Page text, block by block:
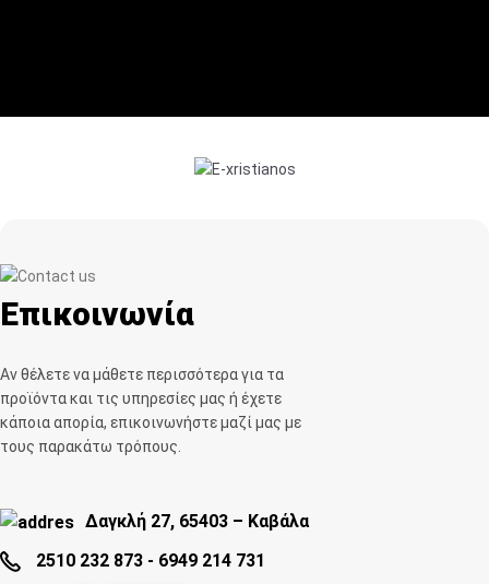
Επικοινωνία
Αν θέλετε να μάθετε περισσότερα για τα
προϊόντα και τις υπηρεσίες μας ή έχετε
κάποια απορία, επικοινωνήστε μαζί μας με
τους παρακάτω τρόπους.
Δαγκλή 27, 65403 – Καβάλα
2510 232 873 - 6949 214 731